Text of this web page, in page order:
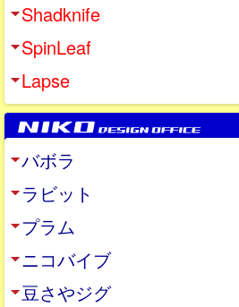
Shadknife
SpinLeaf
Lapse
バボラ
ラビット
プラム
ニコバイブ
豆さやジグ